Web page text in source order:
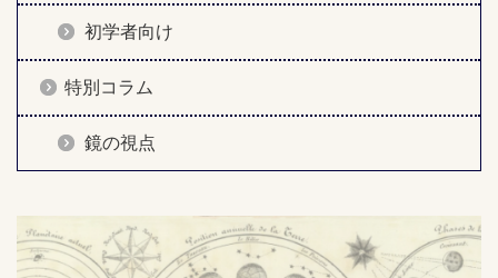
初学者向け
特別コラム
鏡の視点